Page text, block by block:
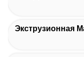
Экструзионная